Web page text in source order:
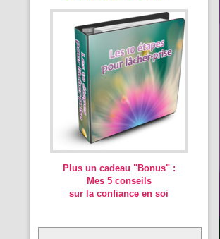
Plus un cadeau "Bonus" :
Mes 5 conseils
sur la confiance en soi